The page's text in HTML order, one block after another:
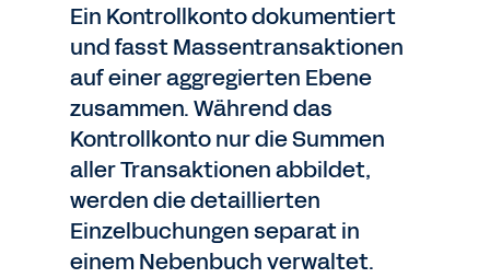
Ein Kontrollkonto dokumentiert
und fasst Massentransaktionen
auf einer aggregierten Ebene
zusammen. Während das
Kontrollkonto nur die Summen
aller Transaktionen abbildet,
werden die detaillierten
Einzelbuchungen separat in
einem Nebenbuch verwaltet.